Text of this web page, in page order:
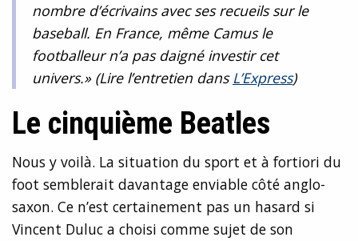
nombre d’écrivains avec ses recueils sur le
baseball. En France, même Camus le
footballeur n’a pas daigné investir cet
univers.» (Lire l’entretien dansL’Express)
Le cinquième Beatles
Nous y voilà. La situation du sport et à fortiori du
foot semblerait davantage enviable côté anglo-
saxon. Ce n’est certainement pas un hasard si
Vincent Duluc a choisi comme sujet de son